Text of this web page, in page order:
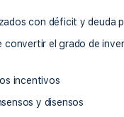
con déficit y deuda
convertir el grado de
incentivos
y disensos